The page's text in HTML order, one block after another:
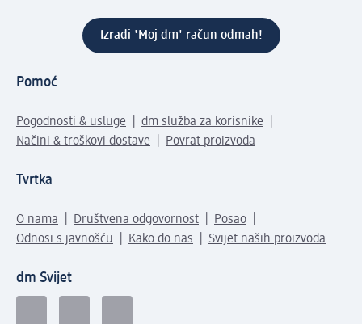
Izradi 'Moj dm' račun odmah!
Pomoć
Pogodnosti & usluge
dm služba za korisnike
Načini & troškovi dostave
Povrat proizvoda
Tvrtka
O nama Društvena odgovornost
Posao
Odnosi s javnošću
Kako do nas Svijet naših proizvoda
dm Svijet